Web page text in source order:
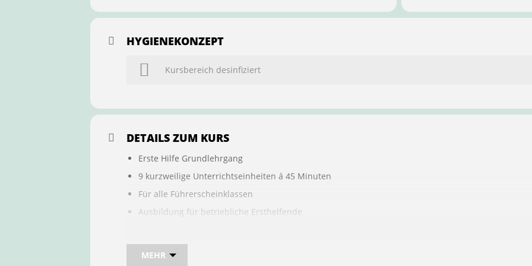
HYGIENEKONZEPT
Kursbereich desinfiziert
DETAILS ZUM KURS
Erste Hilfe Grundlehrgang
9 kurzweilige Unterrichtseinheiten á 45 Minuten
Für alle Führerscheinklassen
Ausbildung für betriebliche Ersthelfende
Bei sam kannst du direkt im Kurs auch gleich, den für die Führerscheinanmeldung erforderlichen
MEHR